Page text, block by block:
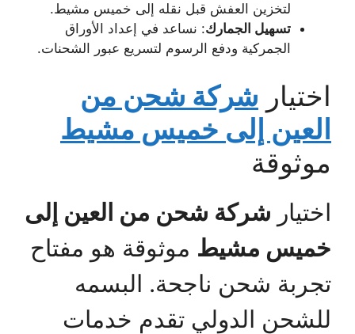
لتخزين العفش قبل نقله إلى خميس مشيط.
تسهيل الجمارك: نساعد في إعداد الأوراق
الجمركية ودفع الرسوم لتسريع عبور الشحنات.
اختيار شركة شحن من
العين إلى خميس مشيط
موثوقة
اختيار شركة شحن من العين إلى
خميس مشيط موثوقة هو مفتاح
تجربة شحن ناجحة. البسمه
للشحن الدولي تقدم خدمات